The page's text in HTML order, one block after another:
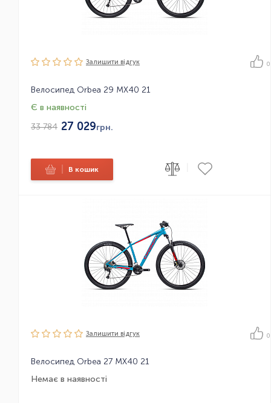
Залишити вiдгук 0
Велосипед Orbea 29 MX40 21
Є в наявності
33 784 27 029грн.
В кошик
Залишити вiдгук 0
Велосипед Orbea 27 MX40 21
Немає в наявності